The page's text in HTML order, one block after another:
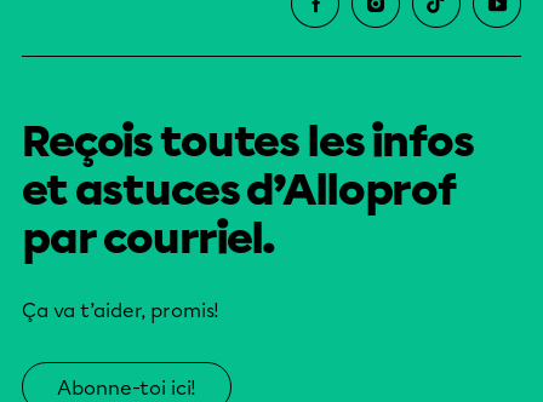
Reçois toutes les infos
et astuces d’Alloprof
par courriel.
Ça va t’aider, promis!
Abonne-toi ici!